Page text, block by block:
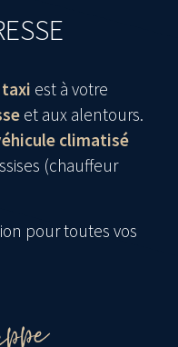
taxi est à votre
et aux alentours.
véhicule climatisé
(chauffeur
pour toutes vos